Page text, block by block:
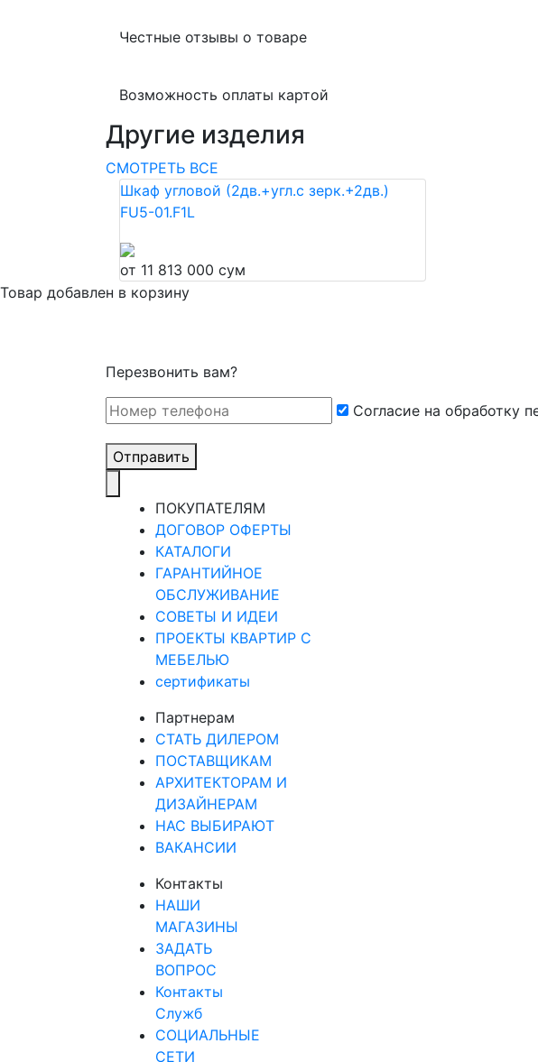
Честные отзывы о товаре
Возможность оплаты картой
Другие изделия
СМОТРЕТЬ ВСЕ
Шкаф угловой (2дв.+угл.с зерк.+2дв.)
FU5-01.F1L
от 11 813 000 сум
Товар добавлен в корзину
Перезвонить вам?
Cогласие на обработку
Отправить
ПОКУПАТЕЛЯМ
ДОГОВОР ОФЕРТЫ
КАТАЛОГИ
ГАРАНТИЙНОЕ
ОБСЛУЖИВАНИЕ
СОВЕТЫ И ИДЕИ
ПРОЕКТЫ КВАРТИР С
МЕБЕЛЬЮ
сертификаты
Партнерам
СТАТЬ ДИЛЕРОМ
ПОСТАВЩИКАМ
АРХИТЕКТОРАМ И
ДИЗАЙНЕРАМ
НАС ВЫБИРАЮТ
ВАКАНСИИ
Контакты
НАШИ
МАГАЗИНЫ
ЗАДАТЬ
ВОПРОС
Контакты
Служб
СОЦИАЛЬНЫЕ
СЕТИ